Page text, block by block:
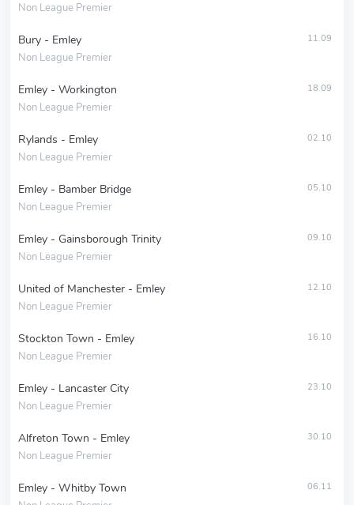
Non League Premier
Bury - Emley
Non League Premier
11.09
Emley - Workington
Non League Premier
18.09
Rylands - Emley
Non League Premier
02.10
Emley - Bamber Bridge
Non League Premier
05.10
Emley - Gainsborough Trinity
Non League Premier
09.10
United of Manchester - Emley
Non League Premier
12.10
Stockton Town - Emley
Non League Premier
16.10
Emley - Lancaster City
Non League Premier
23.10
Alfreton Town - Emley
Non League Premier
30.10
Emley - Whitby Town 06.11